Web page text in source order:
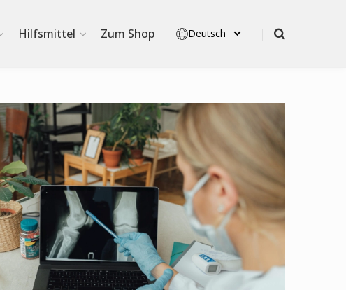
Hilfsmittel Zum Shop Deutsch